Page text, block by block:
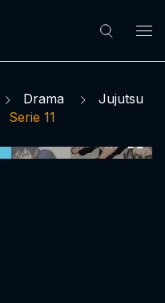
Drama
Jujutsu
Serie 11